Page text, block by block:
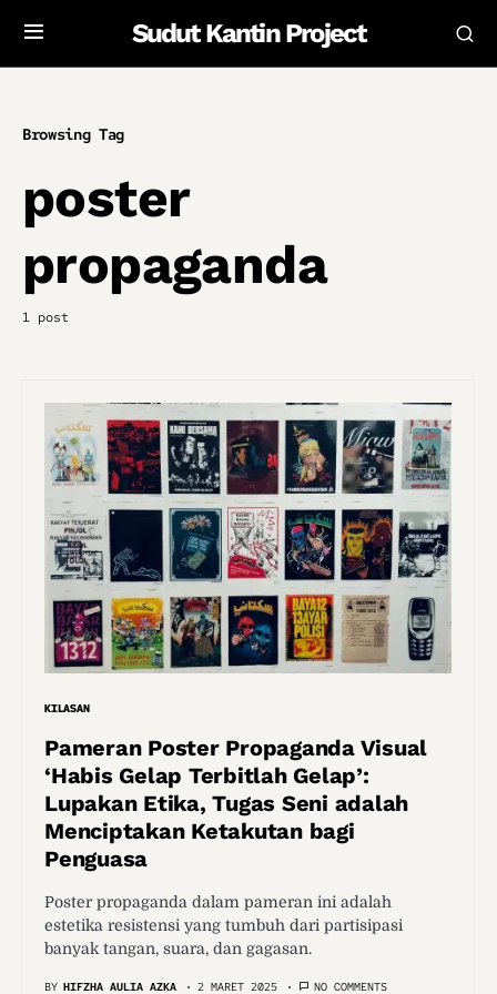
Sudut Kantin Project
Browsing Tag
poster
propaganda
1 post
KILASAN
Pameran Poster Propaganda Visual
‘Habis Gelap Terbitlah Gelap’:
Lupakan Etika, Tugas Seni adalah
Menciptakan Ketakutan bagi
Penguasa
Poster propaganda dalam pameran ini adalah
estetika resistensi yang tumbuh dari partisipasi
banyak tangan, suara, dan gagasan.
BY HIFZHA AULIA AZKA 2 MARET 2025 NO COMMENTS